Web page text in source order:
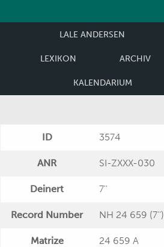
LALE ANDERSEN
LEXIKON ARCHIV
KALENDARIUM
ID 3574
ANR SI-ZXXX-030
Deinert 7''
Record Number NH 24 659 (7'')
Matrize 24 659 A